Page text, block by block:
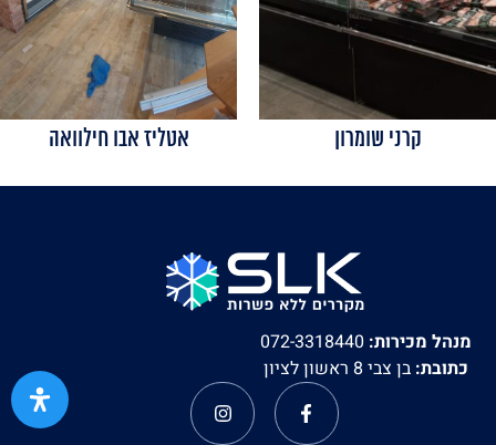
קרני שומרון אטליז אבו חילוואה
מנהל מכירות: 072-3318440
כתובת: בן צבי 8 ראשון לציון